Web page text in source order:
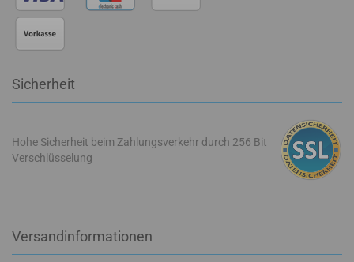
Sicherheit
Hohe Sicherheit beim Zahlungsverkehr durch 256 Bit
Verschlüsselung
Versandinformationen